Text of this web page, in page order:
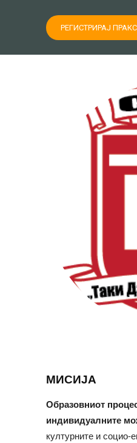
РЕГИСТРИРАЈ
МИСИЈА
Образовниот
индивидуалните
културните и социо-